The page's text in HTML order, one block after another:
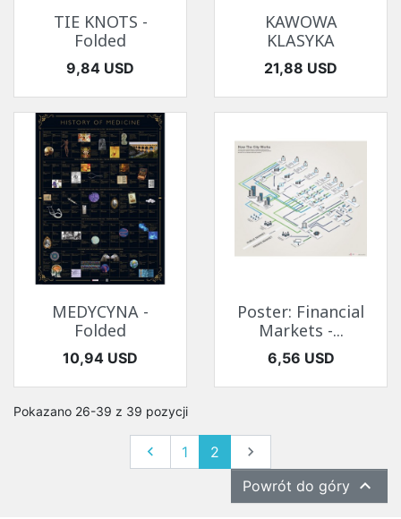
TIE KNOTS -
Folded
Cena
9,84 USD
KAWOWA
KLASYKA
Cena
21,88 USD
MEDYCYNA -
Folded
Cena
10,94 USD
Poster: Financial
Markets -...
Cena
6,56 USD
Pokazano 26-39 z 39 pozycji
Poprzedni
 1 2 Następny

Powrót do góry 